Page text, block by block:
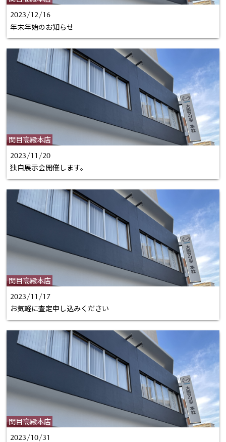
2023/12/16
年末年始のお知らせ
関目高殿本店
2023/11/20
独自展示会開催します。
関目高殿本店
2023/11/17
お気軽に査定申し込みください
関目高殿本店
2023/10/31